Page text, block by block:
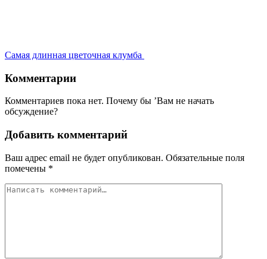
Самая длинная цветочная клумба
Комментарии
Комментариев пока нет. Почему бы ’Вам не начать
обсуждение?
Добавить комментарий
Ваш адрес email не будет опубликован. Обязательные поля
помечены *